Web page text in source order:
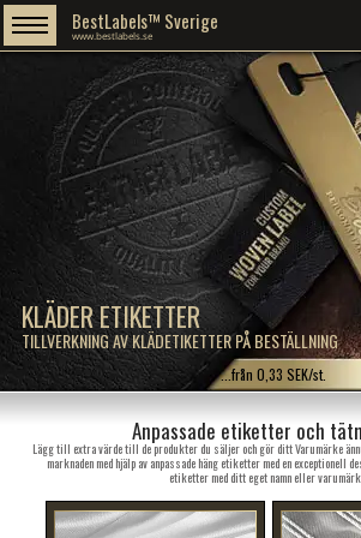
KLÄDER ETIKETTER
TILLVERKNING AV KLÄDETIKETTER PÅ BESTÄLLNING
BestLabels™ Sverige
www.bestlabels.se
...från 0,33 SEK/st.
Anpassade etiketter och
Lägg till extra värde till de produkter du säljer och gör ditt Varumärke
marknaden med hjälp av anpassade häng etiketter med en exceptionell
etiketter med ditt eget namn eller